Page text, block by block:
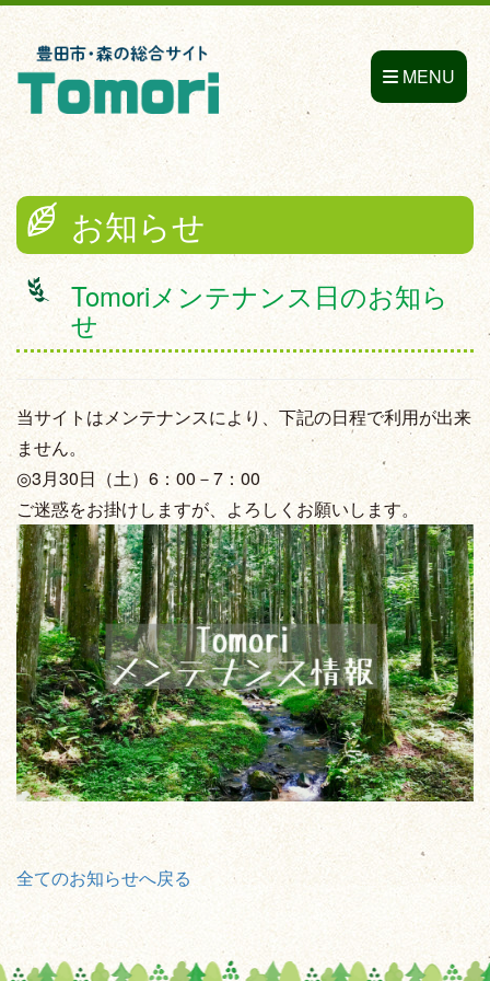
MENU
お知らせ
Tomoriメンテナンス日のお知ら
せ
当サイトはメンテナンスにより、下記の日程で利用が出来
ません。
◎3月30日（土）6：00－7：00
ご迷惑をお掛けしますが、よろしくお願いします。
全てのお知らせへ戻る